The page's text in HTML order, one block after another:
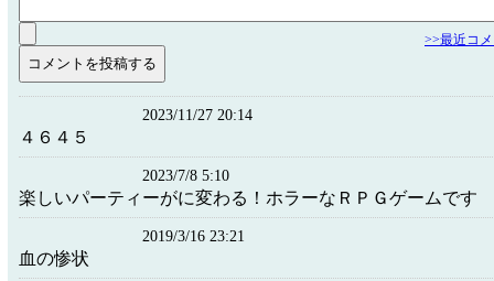
>>最近コ
2023/11/27 20:14
４６４５
2023/7/8 5:10
楽しいパーティーがに変わる！ホラーなＲＰＧゲームです
2019/3/16 23:21
血の惨状